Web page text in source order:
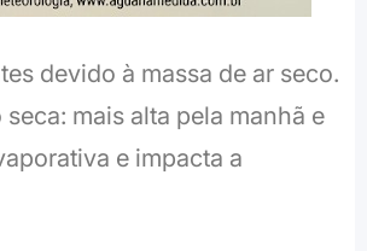
devido à massa de ar seco.
mais alta pela manhã e
e impacta a